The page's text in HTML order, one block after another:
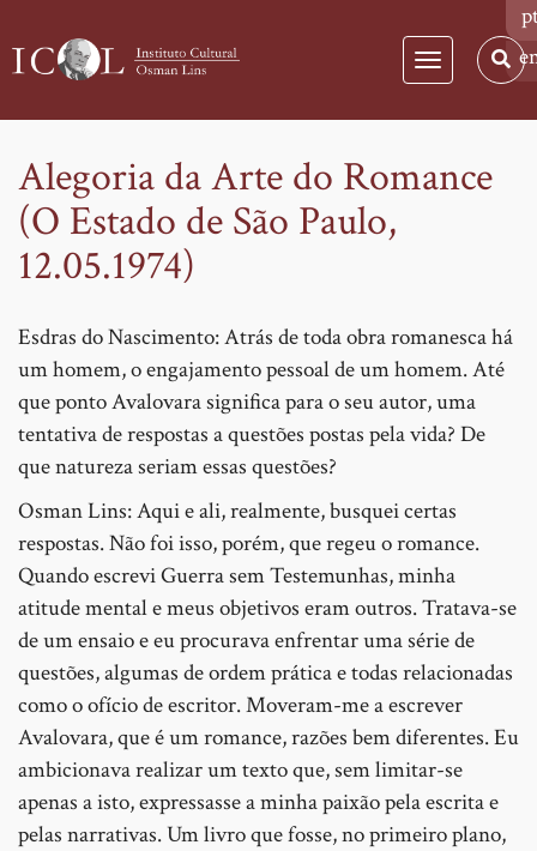
Pular
para
conteúdo
Toggle
Alegoria da Arte do Romance
(O Estado de São Paulo,
12.05.1974)
Esdras do Nascimento: Atrás de toda obra romanesca há
um homem, o engajamento pessoal de um homem. Até
que ponto Avalovara significa para o seu autor, uma
tentativa de respostas a questões postas pela vida? De
que natureza seriam essas questões?
Osman Lins: Aqui e ali, realmente, busquei certas
respostas. Não foi isso, porém, que regeu o romance.
Quando escrevi Guerra sem Testemunhas, minha
atitude mental e meus objetivos eram outros. Tratava-se
de um ensaio e eu procurava enfrentar uma série de
questões, algumas de ordem prática e todas relacionadas
como o ofício de escritor. Moveram-me a escrever
Avalovara, que é um romance, razões bem diferentes. Eu
ambicionava realizar um texto que, sem limitar-se
apenas a isto, expressasse a minha paixão pela escrita e
pelas narrativas. Um livro que fosse, no primeiro plano,